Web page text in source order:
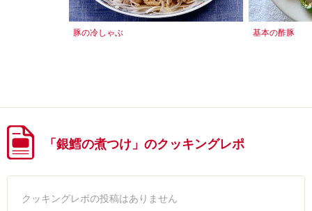
豚の冷しゃぶ 基本の酢豚
「銀鱈の煮つけ」のクッキングレポ
クッキングレポの投稿はありません